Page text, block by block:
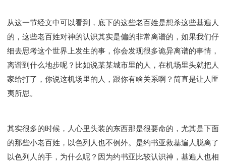
从这一节经文中可以看到，底下的这些老百姓是想杀这些基遍人
的，这些老百姓对神的认识其实是偏的非常离谱的，如果我们仔
细去思考这个世界上发生的事，你会发现很多诡异离谱的事情，
离谱到什么地步呢？比如说某某城市里的人，在机场里头就把人
家给打了，你说这机场里的人，跟你有啥关系啊？简直是让人匪
夷所思。
其实很多的时候，人心里头装的东西那是很要命的，尤其是下面
的那些小老百姓，以色列人也不例外。是约书亚救基遍人脱离了
以色列人的手，为什么呢？因为约书亚比较认识神，基遍人也相